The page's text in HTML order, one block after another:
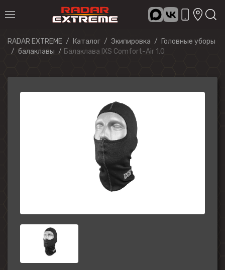
RADAR EXTREME Каталог Экипировка
Головные уборы
балаклавы
Балаклава IXS Comfort-Air 1.0